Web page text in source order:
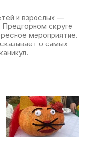
и взрослых —
Предгорном округе
мероприятие.
о самых